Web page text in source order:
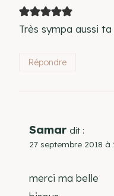
Très sympa aussi
Répondre
Samar dit :
27 septembre 2018 à
merci ma belle